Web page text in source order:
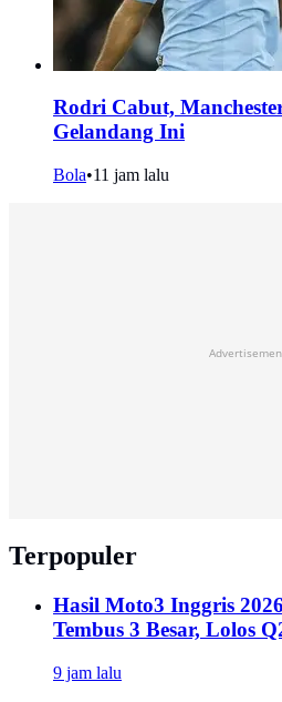
Rodri Cabut,
Gelandang Ini
Bola•11 jam lalu
Terpopuler
Hasil Moto3 Inggris
Tembus 3 Besar, Lolos
9 jam lalu